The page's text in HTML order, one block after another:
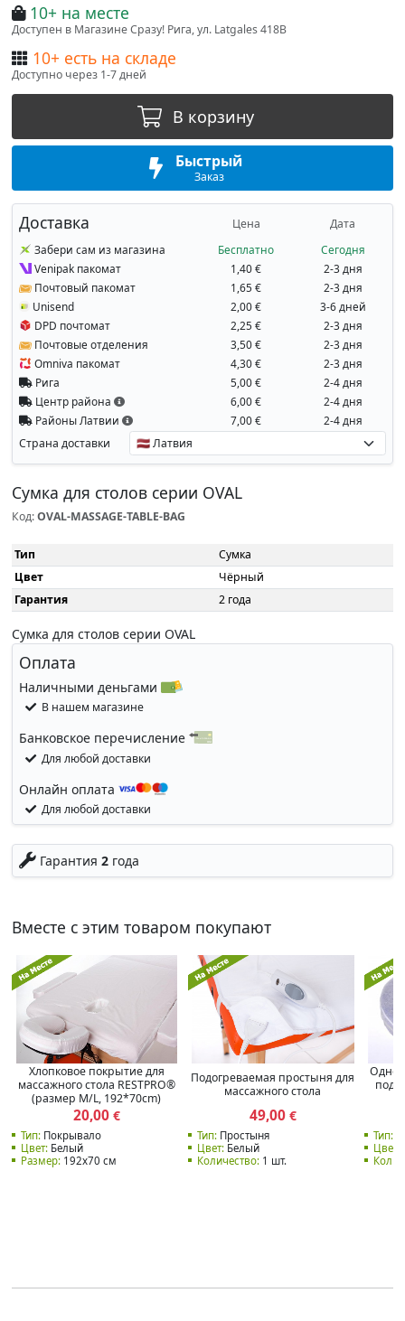
10+ на месте
Доступен в Магазине Сразу! Рига, ул. Latgales 418B
10+ есть на складе
Доступно через 1-7 дней
В корзину
Быстрый
Заказ
Доставка Цена Дата
Забери сам из магазина Бесплатно
Сегодня
Venipak пакомат
1,40 €
2-3 дня
Почтовый пакомат
1,65 €
2-3 дня
Unisend
2,00 €
3-6 дней
DPD почтомат
2,25 €
2-3 дня
Почтовые отделения
3,50 €
2-3 дня
Omniva пакомат
4,30 €
2-3 дня
Рига
5,00 €
2-4 дня
Центр района
6,00 €
2-4 дня
Районы Латвии
7,00 € 2-4 дня
Страна доставки
Сумка для столов серии OVAL
Код:OVAL-MASSAGE-TABLE-BAG
Тип
Сумка
Цвет
Чёрный
Гарантия
2 года
Сумка для столов серии OVAL
Оплата
Наличными деньгами
В нашем магазине
Банковское перечисление
Для любой доставки
Онлайн оплата
Для любой доставки
Гарантия 2года
Вместе с этим товаром покупают
Хлопковое покрытие для
массажного стола RESTPRO®
(размер M/L, 192*70cm)
20,00€
Тип:Покрывало
Цвет:Белый
Размер:192x70 см
Подогреваемая простыня для
массажного стола
49,00€
Тип:Простыня
Цвет:Белый
Количество:1 шт.
Тип:
Цвет: